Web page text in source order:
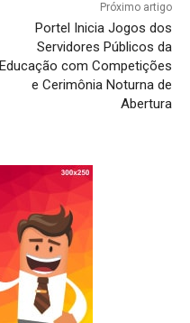
Próximo artigo
Portel Inicia Jogos dos
Servidores Públicos da
Educação com Competições
e Cerimônia Noturna de
Abertura